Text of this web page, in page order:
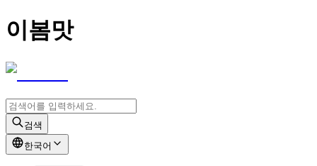
이봄맛
검색
한국어